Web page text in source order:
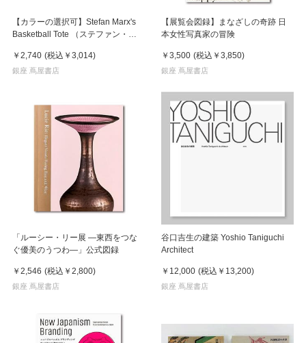
【カラーの選択可】Stefan Marx's
Basketball Tote （ステファン・マ
￥2,740 (税込 ￥3,014)
銀座 蔦屋書店
【展覧会図録】まなざしの奇跡 日
本女性写真家の冒険
￥3,500 (税込 ￥3,850)
銀座 蔦屋書店
「ルーシー・リー展 ―東西をつな
ぐ優美のうつわ―」公式図録
￥2,546 (税込 ￥2,800)
銀座 蔦屋書店
谷口吉生の建築 Yoshio Taniguchi
Architect
￥12,000 (税込 ￥13,200)
銀座 蔦屋書店